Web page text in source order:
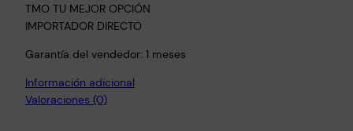
L
e
t
a
s
TMO TU MEJOR OPCIÓN
IMPORTADOR DIRECTO
Garantía del vendedor: 1 meses
Información adicional
Valoraciones (0)